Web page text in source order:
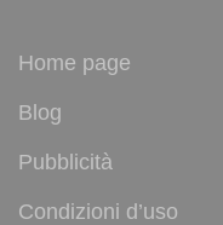
Home page
Blog
Pubblicità
Condizioni d’uso